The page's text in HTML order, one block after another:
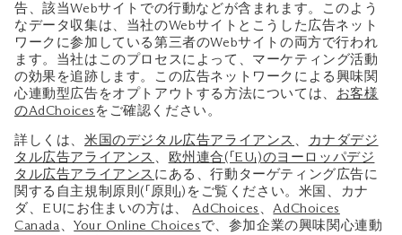
告、該当Webサイトでの行動などが含まれます。このよう
なデータ収集は、当社のWebサイトとこうした広告ネット
ワークに参加している第三者のWebサイトの両方で行われ
ます。当社はこのプロセスによって、マーケティング活動
の効果を追跡します。この広告ネットワークによる興味関
心連動型広告をオプトアウトする方法については、 お客様
のAdChoices をご確認ください。
詳しくは、 米国のデジタル広告アライアンス 、
カナダデジ
タル広告アライアンス 、
欧州連合(「EU」)のヨーロッパデジ
タル広告アライアンス にある、行動ターゲティング広告に
関する自主規制原則(「原則」)をご覧ください。米国、カナ
ダ、EUにお住まいの方は、AdChoices 、AdChoices
Canada 、Your Online Choices で、参加企業の興味関心連動